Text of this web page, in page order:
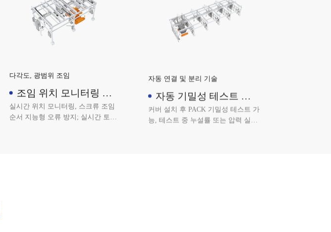
조임 위치 모니터링 설
비
실시간 위치 모니터링, 스크류 조임
순서 지능형 오류 방지; 실시간 토크
모니터링, 조임 데이터 MES 시스템
비
커버 설치 후 PACK 기밀성 테스트 가
능, 테스트 중 누설률 또는 압력 실시
간 모니터링; 테스트 파라미터 자동